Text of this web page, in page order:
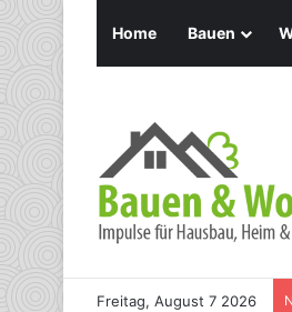
Home Bauen
Freitag, August 7 2026